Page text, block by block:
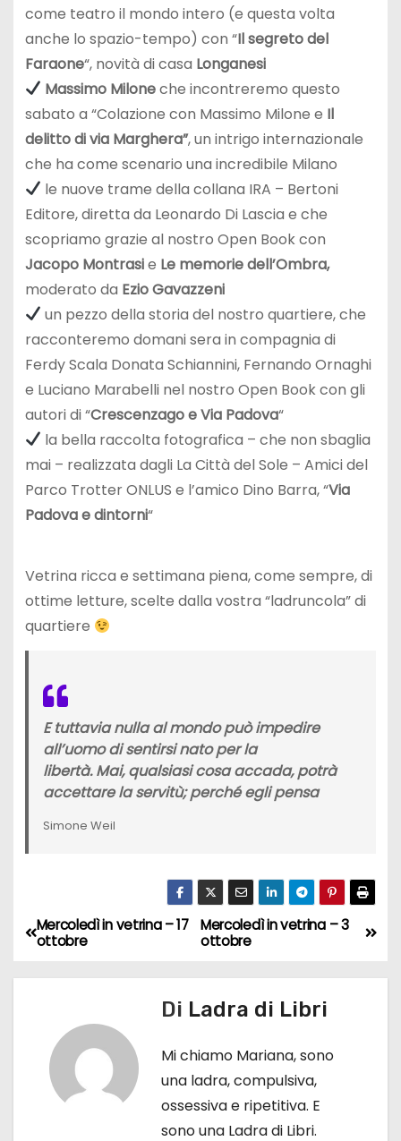
come teatro il mondo intero (e questa volta
anche lo spazio-tempo) con “Il segreto del
Faraone“, novità di casa Longanesi
Massimo Miloneche incontreremo questo
sabato a “Colazione con Massimo Milone e Il
delitto di via Marghera”, un intrigo internazionale
che ha come scenario una incredibile Milano
le nuove trame della collana IRA – Bertoni
Editore, diretta da Leonardo Di Lascia e che
scopriamo grazie al nostro Open Book con
Jacopo Montrasie Le memorie dell’Ombra,
moderato da Ezio Gavazzeni
un pezzo della storia del nostro quartiere, che
racconteremo domani sera in compagnia di
Ferdy Scala Donata Schiannini, Fernando Ornaghi
e Luciano Marabelli nel nostro Open Book con gli
autori di “Crescenzago e Via Padova“
la bella raccolta fotografica – che non sbaglia
mai – realizzata dagli La Città del Sole – Amici del
Parco Trotter ONLUS e l’amico Dino Barra, “Via
Padova e dintorni“
Vetrina ricca e settimana piena, come sempre, di
ottime letture, scelte dalla vostra “ladruncola” di
quartiere
E tuttavia nulla al mondo può impedire
all’uomo di sentirsi nato per la
libertà. Mai, qualsiasi cosa accada, potrà
accettare la servitù; perché egli pensa
Simone Weil
N
a
Mercoledì in vetrina – 3
ottobre
Mercoledì in vetrina – 17
ottobre
Di Ladra di Libri
Mi chiamo Mariana, sono
una ladra, compulsiva,
ossessiva e ripetitiva. E
sono una Ladra di Libri.